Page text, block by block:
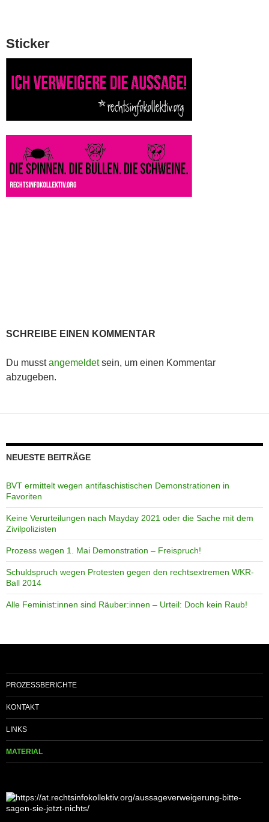
Sticker
SCHREIBE EINEN KOMMENTAR
Du musstangemeldetsein, um einen Kommentar
abzugeben.
NEUESTE BEITRÄGE
BVT ermittelt wegen antifaschistischen Demonstrationen in
Favoriten
Keine Verurteilungen nach Mayday 2021 oder die Sache mit dem
Zivilpolizisten
Prozess wegen 1. Mai Demonstration – Freispruch!
Schuldspruch wegen Protesten gegen den rechtsextremen WKR-
Ball 2014
Alle Feminist:innen sind Räuber:innen – Urteil: Doch kein Raub!
PROZESSBERICHTE
KONTAKT
LINKS
MATERIAL